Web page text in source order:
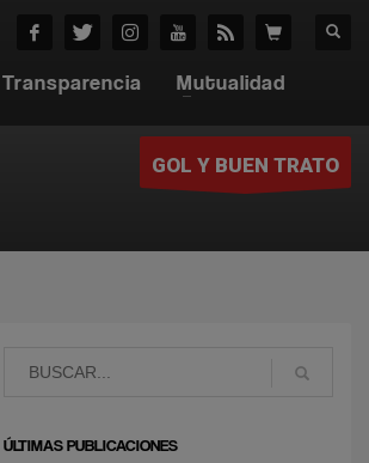
Mutualidad
GOL Y BUEN TRATO
ÚLTIMAS PUBLICACIONES